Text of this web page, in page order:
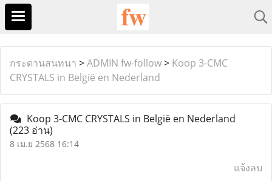
กระดานสนทนา >ADMIN fw-follow> Koop 3-CMC
CRYSTALS in België en Nederland
Koop 3-CMC CRYSTALS in België en Nederland
(223 อ่าน)
8 เม.ย 2568 16:14
แจ้งลบ